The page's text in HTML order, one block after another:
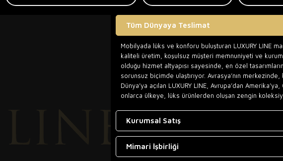
Tüm Dünyaya Teslimat
Mobilyada lüks ve konforu buluşturan LUXURY LINE
kaliteli üretim, koşulsuz müşteri memnuniyeti ve
olduğu hizmet altyapısı sayesinde, en özel
sorunsuz biçimde ulaştırıyor. Avrasya’nın merkezinde,
Dünya’ya açılan LUXURY LINE, Avrupa’dan
onlarca ülkeye, lüks ürünlerden oluşan zengin
Kurumsal Satış
Mimari İşbirliği